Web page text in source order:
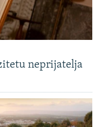
neprijatelja